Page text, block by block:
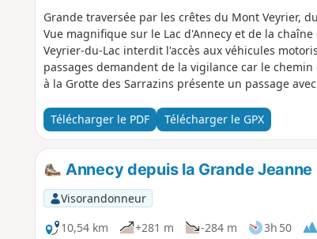
Grande traversée par les crêtes du Mont Veyrier,
Vue magnifique sur le Lac d'Annecy et de la
Veyrier-du-Lac interdit l'accès aux véhicules
passages demandent de la vigilance car le
à la Grotte des Sarrazins présente un passage
Télécharger le PDF Télécharger le GPX
Annecy depuis la Grande Jeanne
Visorandonneur
10,54 km
+281 m -284 m 3h 50